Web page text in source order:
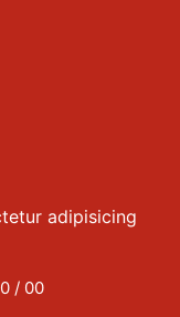
adipisicing
/ 00